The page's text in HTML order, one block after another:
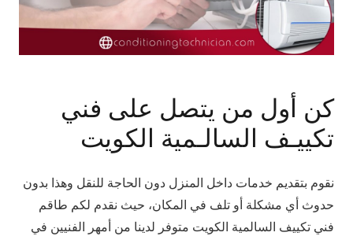
كن أول من يتصل على فني
تكييـف السالـمية الكويت
نقوم بتقديم خدمات داخل المنزل دون الحاجة للنقل وهذا بدون
حدوث أي مشكلة أو تلف في المكان، حيث نقدم لكم طاقم
فني تكييف السالمية الكويت متوفر لدينا من أمهر الفنيين في